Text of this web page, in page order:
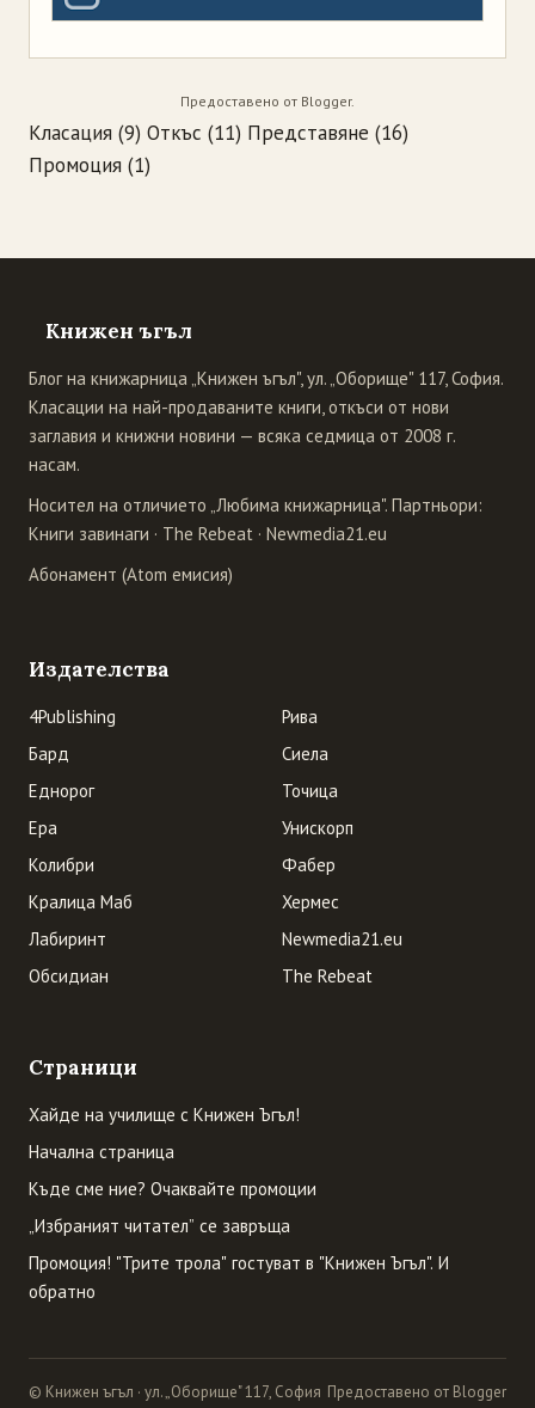
Предоставено от Blogger.
Класация (9) Откъс (11) Представяне (16)
Промоция (1)
Книжен ъгъл
Блог на книжарница „Книжен ъгъл", ул. „Оборище" 117, София.
Класации на най-продаваните книги, откъси от нови
заглавия и книжни новини — всяка седмица от 2008 г.
насам.
Носител на отличието „Любима книжарница". Партньори:
Книги завинаги · The Rebeat · Newmedia21.eu
Абонамент (Atom емисия)
Издателства
4Publishing
Бард
Еднорог
Ера
Колибри
Кралица Маб
Лабиринт
Обсидиан
Рива
Сиела
Точица
Унискорп
Фабер
Хермес
Newmedia21.eu
The Rebeat
Страници
Хайде на училище с Книжен Ъгъл!
Начална страница
Къде сме ние? Очаквайте промоции
„Избраният читател” се завръща
Промоция! "Трите трола" гостуват в "Книжен Ъгъл". И
обратно
© Книжен ъгъл · ул. „Оборище" 117, София Предоставено от Blogger